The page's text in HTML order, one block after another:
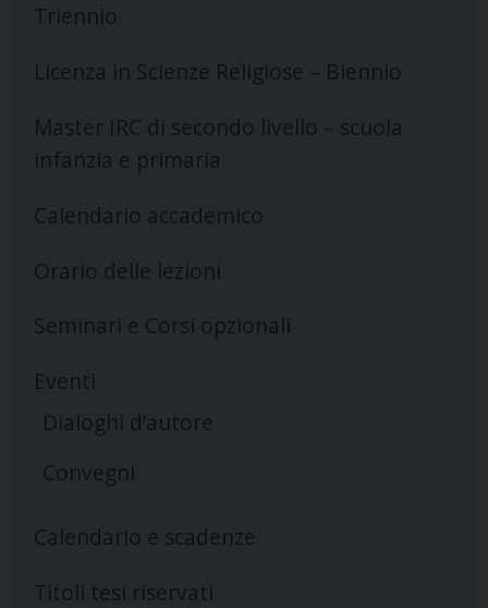
Triennio
Licenza in Scienze Religiose – Biennio
Master IRC di secondo livello – scuola
infanzia e primaria
Calendario accademico
Orario delle lezioni
Seminari e Corsi opzionali
Eventi
Dialoghi d’autore
Convegni
Calendario e scadenze
Titoli tesi riservati